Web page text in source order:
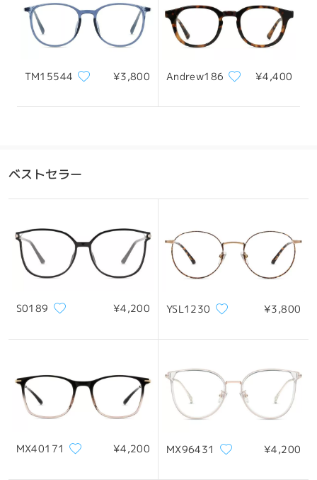
TM15544 ¥3,800 Andrew186 ¥4,400
ベストセラー
S0189 ¥4,200 YSL1230 ¥3,800
MX40171 ¥4,200 MX96431 ¥4,200